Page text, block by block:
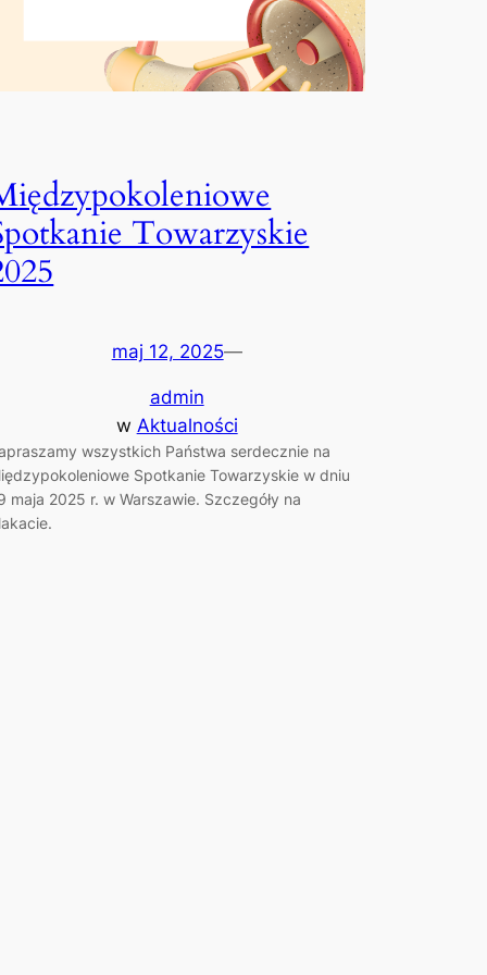
Towarzyskie
maj 12, 2025—
admin
w Aktualności
wszystkich Państwa serdecznie na
Spotkanie Towarzyskie w dniu
maja 2025 r. w Warszawie. Szczegóły na